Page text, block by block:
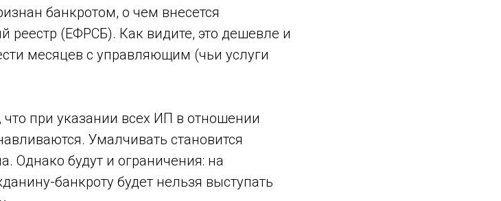
банкротом, о чем внесется
реестр (ЕФРСБ). Как видите, это дешевле и
месяцев с управляющим (чьи услуги
при указании всех ИП в отношении
Умалчивать становится
Однако будут и ограничения: на
банкроту будет нельзя выступать